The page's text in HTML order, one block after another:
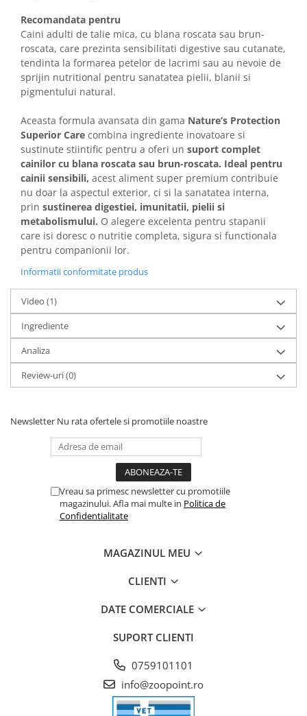
Recomandata pentru
Caini adulti de talie mica, cu blana roscata sau brun-
roscata, care prezinta sensibilitati digestive sau cutanate,
tendinta la formarea petelor de lacrimi sau au nevoie de
sprijin nutritional pentru sanatatea pielii, blanii si
pigmentului natural.
Aceasta formula avansata din gama Nature’s Protection
Superior Care combina ingrediente inovatoare si
sustinute stiintific pentru a oferi un suport complet
cainilor cu blana roscata sau brun-roscata. Ideal pentru
cainii sensibili, acest aliment super premium contribuie
nu doar la aspectul exterior, ci si la sanatatea interna,
prin sustinerea digestiei, imunitatii, pielii si
metabolismului. O alegere excelenta pentru stapanii
care isi doresc o nutritie completa, sigura si functionala
pentru companionii lor.
Informatii conformitate produs
Video (1)
Ingrediente
Analiza
Review-uri(0)
Newsletter Nu rata ofertele si promotiile noastre
Vreau sa primesc newsletter cu promotiile
magazinului. Afla mai multe in Politica de
Confidentialitate
MAGAZINUL MEU
CLIENTI
DATE COMERCIALE
SUPORT CLIENTI
0759101101
info@zoopoint.ro